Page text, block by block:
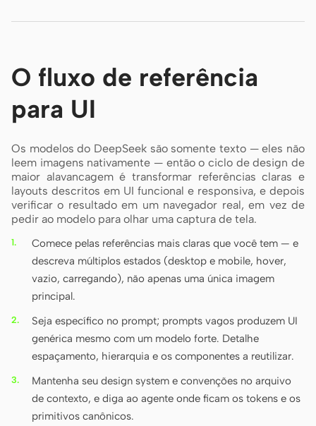
O fluxo de referência
para UI
Os modelos do DeepSeek são somente texto — eles não
leem imagens nativamente — então o ciclo de design de
maior alavancagem é transformar referências claras e
layouts descritos em UI funcional e responsiva, e depois
verificar o resultado em um navegador real, em vez de
pedir ao modelo para olhar uma captura de tela.
Comece pelas referências mais claras que você tem — e
descreva múltiplos estados (desktop e mobile, hover,
vazio, carregando), não apenas uma única imagem
principal.
Seja específico no prompt; prompts vagos produzem UI
genérica mesmo com um modelo forte. Detalhe
espaçamento, hierarquia e os componentes a reutilizar.
Mantenha seu design system e convenções no arquivo
de contexto, e diga ao agente onde ficam os tokens e os
primitivos canônicos.